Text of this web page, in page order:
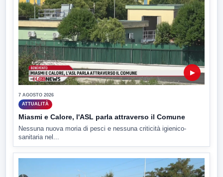
▶
7 AGOSTO 2026
ATTUALITÀ
Miasmi e Calore, l'ASL parla attraverso il Comune
Nessuna nuova moria di pesci e nessuna criticità igienico-
sanitaria nel...